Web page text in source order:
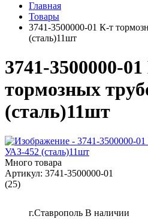
Главная
Товары
3741-3500000-01 К-т
(сталь)11шт
3741-3500000-
тормозных
(сталь)11шт
Много товара
Артикул: 3741-3500000-01
(25)
г.Ставрополь В наличии